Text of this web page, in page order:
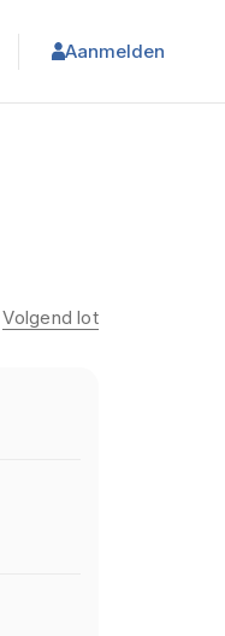
Aanmelden
Volgend lot